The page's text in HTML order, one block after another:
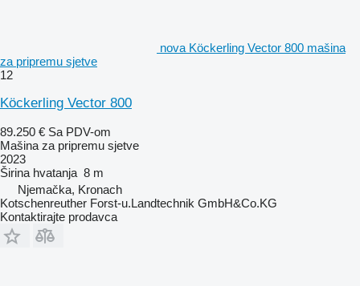
nova Köckerling Vector 800 mašina
za pripremu sjetve
12
Köckerling Vector 800
89.250 € Sa PDV-om
Mašina za pripremu sjetve
2023
Širina hvatanja 8 m
Njemačka, Kronach
Kotschenreuther Forst-u.Landtechnik GmbH&Co.KG
Kontaktirajte prodavca